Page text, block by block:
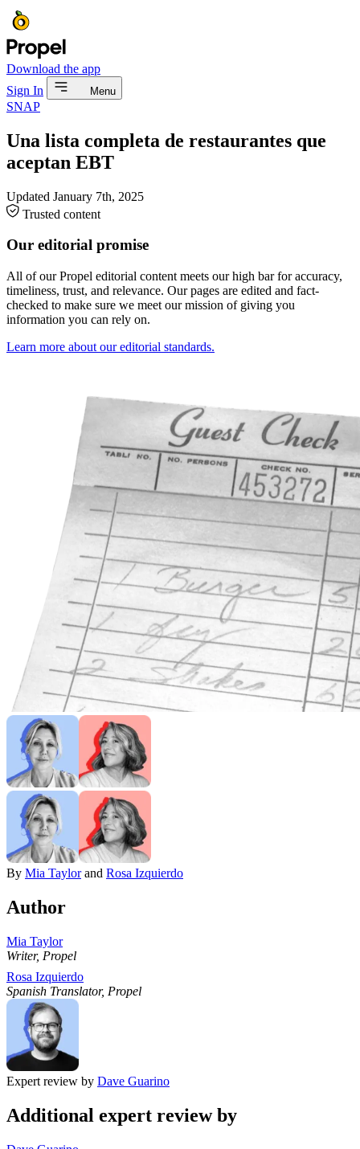
Download the app
Sign In
Menu
SNAP
Una lista completa de restaurantes que
aceptan EBT
Updated January 7th, 2025
Trusted content
Our editorial promise
All of our Propel editorial content meets our high bar for accuracy,
timeliness, trust, and relevance. Our pages are edited and fact-
checked to make sure we meet our mission of giving you
information you can rely on.
Learn more about our editorial standards.
By Mia Taylorand Rosa Izquierdo
Author
Mia Taylor
Writer, Propel
Rosa Izquierdo
Spanish Translator, Propel
Expert review by Dave Guarino
Additional expert review by